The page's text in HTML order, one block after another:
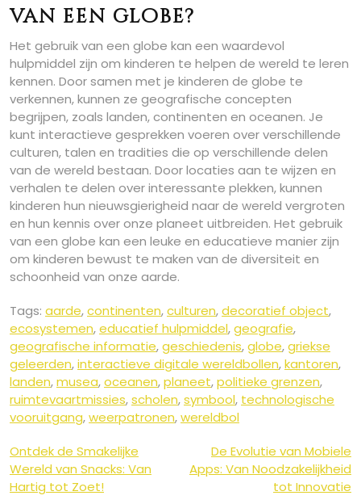
van een globe?
Het gebruik van een globe kan een waardevol
hulpmiddel zijn om kinderen te helpen de wereld te leren
kennen. Door samen met je kinderen de globe te
verkennen, kunnen ze geografische concepten
begrijpen, zoals landen, continenten en oceanen. Je
kunt interactieve gesprekken voeren over verschillende
culturen, talen en tradities die op verschillende delen
van de wereld bestaan. Door locaties aan te wijzen en
verhalen te delen over interessante plekken, kunnen
kinderen hun nieuwsgierigheid naar de wereld vergroten
en hun kennis over onze planeet uitbreiden. Het gebruik
van een globe kan een leuke en educatieve manier zijn
om kinderen bewust te maken van de diversiteit en
schoonheid van onze aarde.
Tags: aarde,continenten,culturen,decoratief object,
ecosystemen,educatief hulpmiddel,geografie,
geografische informatie,geschiedenis,globe,griekse
geleerden,interactieve digitale wereldbollen,kantoren,
landen,musea,oceanen,planeet,politieke grenzen,
ruimtevaartmissies,scholen,symbool, technologische
vooruitgang,weerpatronen,wereldbol
Berichtnavigatie
Ontdek de Smakelijke
Wereld van Snacks: Van
Hartig tot Zoet!
De Evolutie van Mobiele
Apps: Van Noodzakelijkheid
tot Innovatie